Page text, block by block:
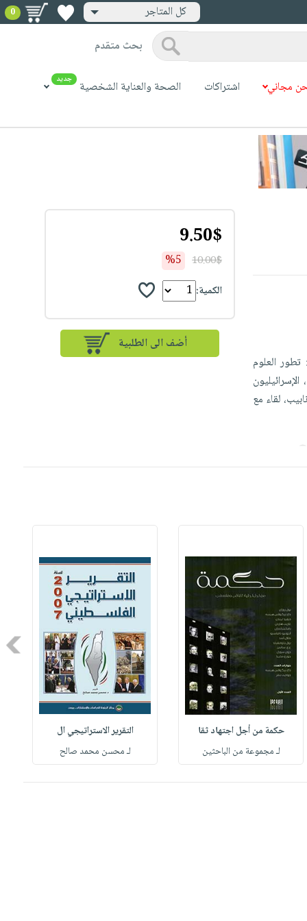
كل المتاجر 0
بحث متقدم
مجاني اشتراكات الصحة والعناية الشخصية جديد
العلوم
لقاء مع
9.50$
10.00$
%5
الكمية:
أضف الى الطلبية
حكمة من أجل اجتهاد ثقا
لـ مجموعة من الباحثين
التقرير الاستراتيجي ال
لـ محسن محمد صالح